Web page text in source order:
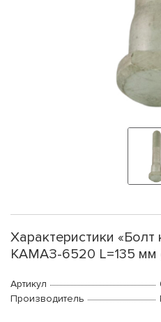
Характеристики «Болт
КАМАЗ-6520 L=135 мм
Артикул
Производитель